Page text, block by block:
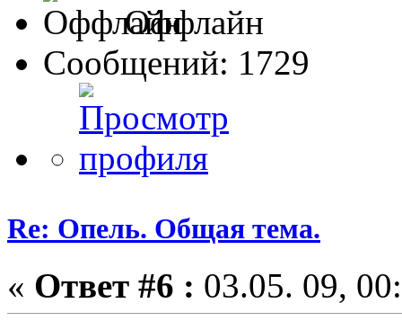
Оффлайн
Сообщений: 1729
Re: Опель. Общая тема.
« Ответ #6 : 03.05. 09,